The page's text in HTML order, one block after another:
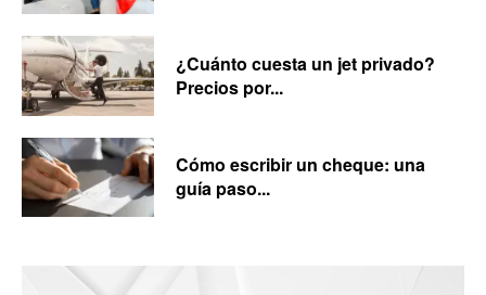
¿Cuánto cuesta un jet privado?
Precios por...
Cómo escribir un cheque: una
guía paso...